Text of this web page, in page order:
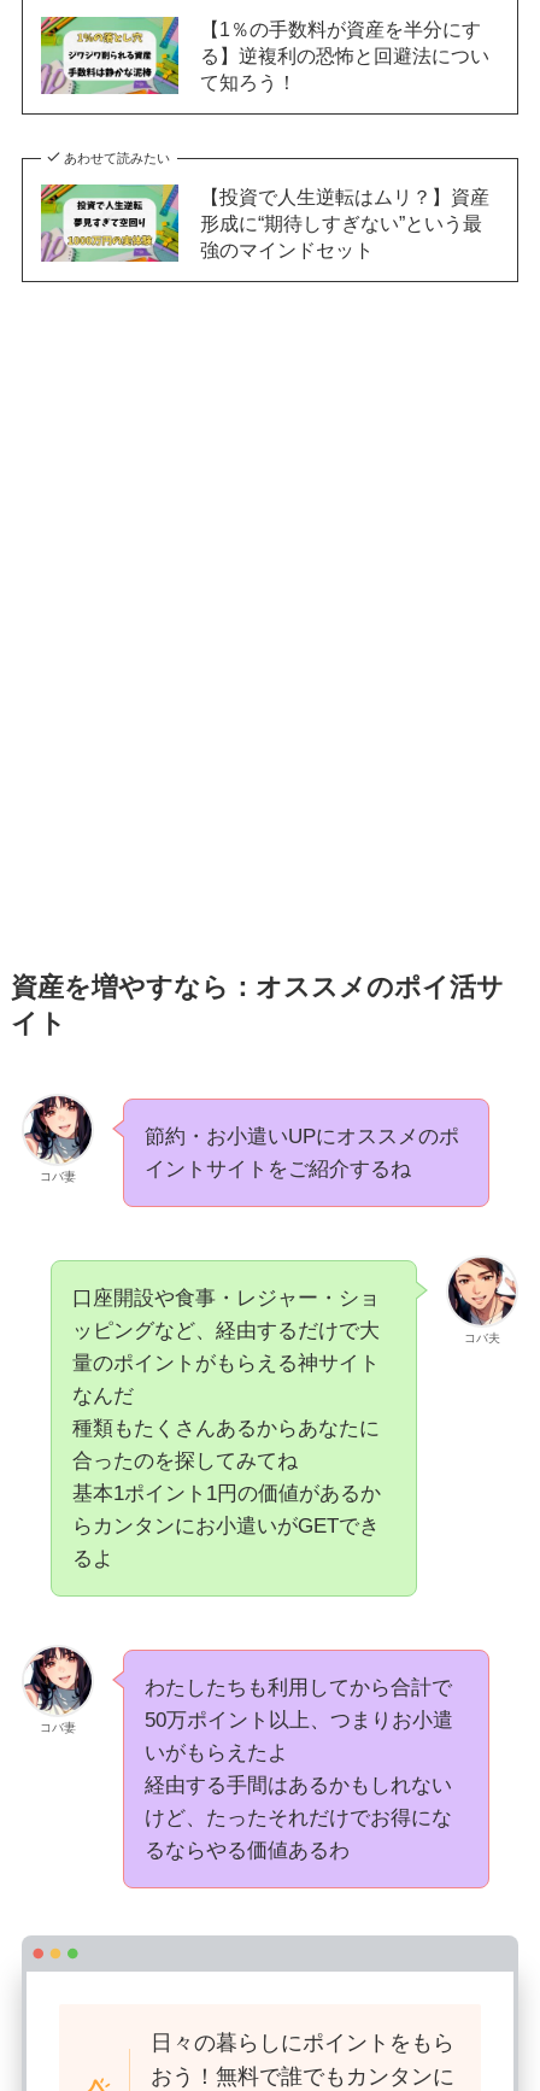
【1％の手数料が資産を半分にす
る】逆複利の恐怖と回避法につい
て知ろう！
あわせて読みたい
【投資で人生逆転はムリ？】資産
形成に“期待しすぎない”という最
強のマインドセット
資産を増やすなら：オススメのポイ活サ
イト
コバ妻
節約・お小遣いUPにオススメのポ
イントサイトをご紹介するね
コバ夫
口座開設や食事・レジャー・ショ
ッピングなど、経由するだけで大
量のポイントがもらえる神サイト
なんだ
種類もたくさんあるからあなたに
合ったのを探してみてね
基本1ポイント1円の価値があるか
らカンタンにお小遣いがGETでき
るよ
コバ妻
わたしたちも利用してから合計で
50万ポイント以上、つまりお小遣
いがもらえたよ
経由する手間はあるかもしれない
けど、たったそれだけでお得にな
るならやる価値あるわ
日々の暮らしにポイントをもら
おう！無料で誰でもカンタンに